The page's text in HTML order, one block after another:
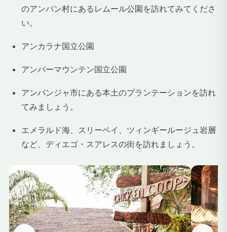
のアンパン村にあるレムール公園を訪れてみてくださ
い。
アンカラナ国立公園
アンバーマウンテン国立公園
アンバンジャ市にある本土のプランテーションを訪れ
てみましょう。
エメラルド海、スリーベイ、ツィンギールージュ岩層
など、ディエゴ・スアレスの街を訪れましょう。